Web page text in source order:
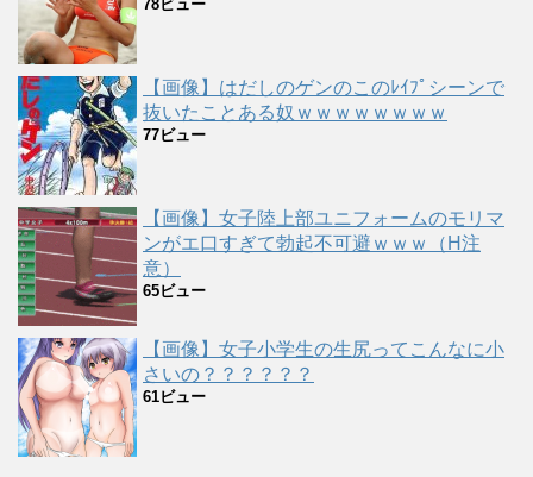
78ビュー
【画像】はだしのゲンのこのﾚｲﾌﾟシーンで
抜いたことある奴ｗｗｗｗｗｗｗｗ
77ビュー
【画像】女子陸上部ユニフォームのモリマ
ンがエ口すぎて勃起不可避ｗｗｗ（H注
意）
65ビュー
【画像】女子小学生の生尻ってこんなに小
さいの？？？？？？
61ビュー